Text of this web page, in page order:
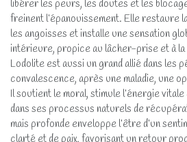
libérer les peurs, les doutes et les
freinent l’épanouissement. Elle restaure
les angoisses et installe une sensation
intérieure, propice au lâcher-prise et à
Lodolite est aussi un grand allié dans les
convalescence, après une maladie, une
Il soutient le moral, stimule l’énergie
dans ses processus naturels de
mais profonde enveloppe l’être d’un